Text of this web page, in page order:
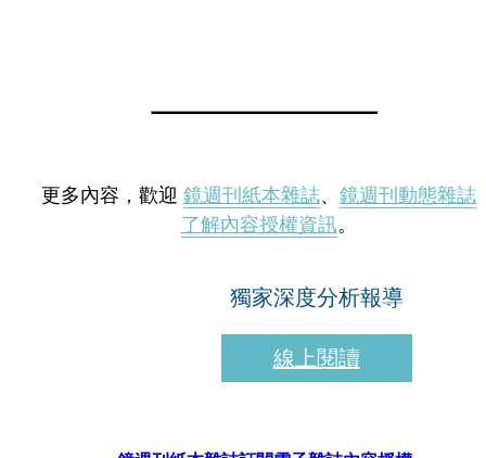
更多內容，歡迎 鏡週刊紙本雜誌、 鏡週刊動態雜誌
了解內容授權資訊。
獨家深度分析報導
線上閱讀